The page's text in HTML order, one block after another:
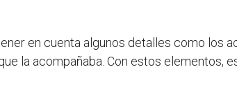
en cuenta algunos detalles como los
la acompañaba. Con estos elementos,